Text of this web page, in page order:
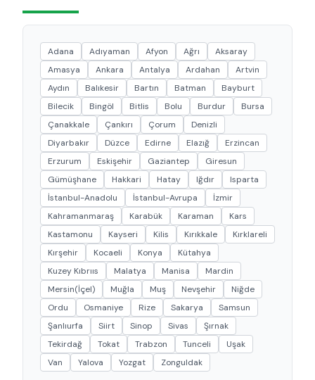
Adana Adıyaman Afyon Ağrı
Aksaray
Amasya
Ankara Antalya Ardahan
Artvin
Aydın
Balıkesir Bartın Batman
Bayburt
Bilecik
Bingöl Bitlis Bolu Burdur
Bursa
Çanakkale
Çankırı Çorum
Denizli
Diyarbakır
Düzce Edirne Elazığ
Erzincan
Erzurum
Eskişehir Gaziantep
Giresun
Gümüşhane
Hakkari Hatay Iğdır
Isparta
İstanbul-Anadolu
İstanbul-Avrupa
İzmir
Kahramanmaraş
Karabük Karaman
Kars
Kastamonu
Kayseri Kilis Kırıkkale
Kırklareli
Kırşehir
Kocaeli Konya
Kütahya
Kuzey Kıbrııs
Malatya Manisa
Mardin
Mersin(İçel)
Muğla Muş Nevşehir
Niğde
Ordu
Osmaniye Rize Sakarya
Samsun
Şanlıurfa
Siirt Sinop Sivas
Şırnak
Tekirdağ
Tokat Trabzon Tunceli
Uşak
Van
Yalova Yozgat Zonguldak